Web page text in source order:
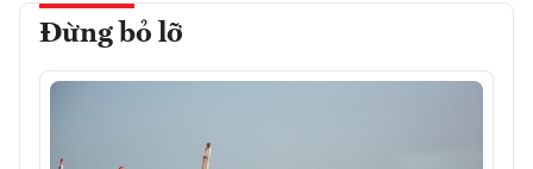
Đừng bỏ lỡ